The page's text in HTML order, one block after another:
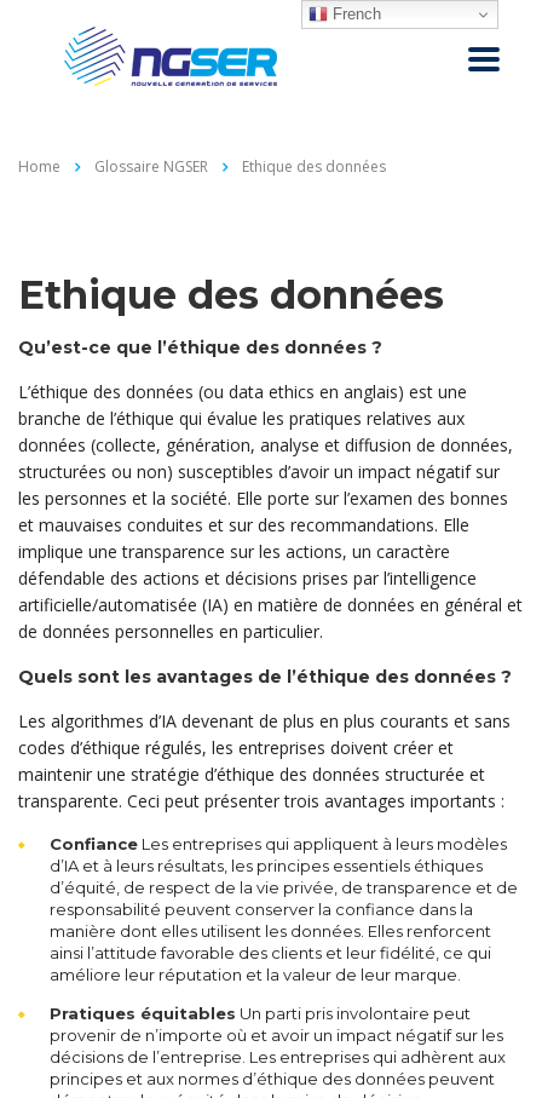
Home Glossaire NGSER Ethique des données
Ethique des données
Qu’est-ce que l’éthique des données ?
L’éthique des données (ou data ethics en anglais) est une
branche de l’éthique qui évalue les pratiques relatives aux
données (collecte, génération, analyse et diffusion de données,
structurées ou non) susceptibles d’avoir un impact négatif sur
les personnes et la société. Elle porte sur l’examen des bonnes
et mauvaises conduites et sur des recommandations. Elle
implique une transparence sur les actions, un caractère
défendable des actions et décisions prises par l’intelligence
artificielle/automatisée (IA) en matière de données en général et
de données personnelles en particulier.
Quels sont les avantages de l’éthique des données ?
Les algorithmes d’IA devenant de plus en plus courants et sans
codes d’éthique régulés, les entreprises doivent créer et
maintenir une stratégie d’éthique des données structurée et
transparente. Ceci peut présenter trois avantages importants :
Confiance Les entreprises qui appliquent à leurs modèles
d’IA et à leurs résultats, les principes essentiels éthiques
d’équité, de respect de la vie privée, de transparence et de
responsabilité peuvent conserver la confiance dans la
manière dont elles utilisent les données. Elles renforcent
ainsi l’attitude favorable des clients et leur fidélité, ce qui
améliore leur réputation et la valeur de leur marque.
Pratiques équitables Un parti pris involontaire peut
provenir de n’importe où et avoir un impact négatif sur les
décisions de l’entreprise. Les entreprises qui adhèrent aux
principes et aux normes d’éthique des données peuvent
French